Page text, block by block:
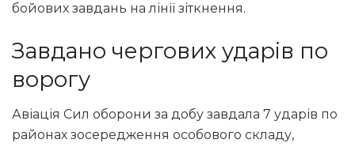
бойових завдань на лінії зіткнення.
Завдано чергових ударів по
ворогу
Авіація Сил оборони за добу завдала 7 ударів по
районах зосередження особового складу,